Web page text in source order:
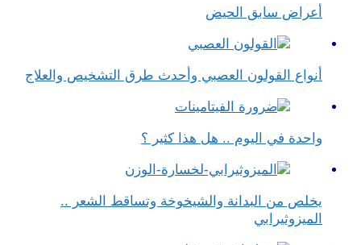
أعراض سابق الحيض
أنواع القولون العصبي وأحدث طرق التشخيص والعلاج
واحدة في اليوم .. هل هذا كثير ؟
يخلص من البدانة والشيخوخة وتساقط الشعر ..
الميزوثيرابي